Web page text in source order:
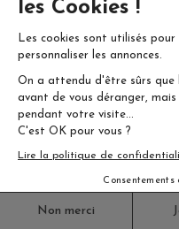
PONCEUSE
4